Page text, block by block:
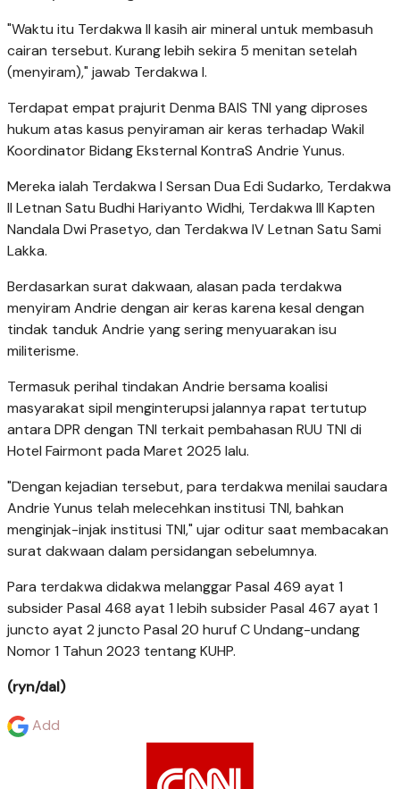
"Waktu itu Terdakwa II kasih air mineral untuk membasuh
cairan tersebut. Kurang lebih sekira 5 menitan setelah
(menyiram)," jawab Terdakwa I.
Terdapat empat prajurit Denma BAIS TNI yang diproses
hukum atas kasus penyiraman air keras terhadap Wakil
Koordinator Bidang Eksternal KontraS Andrie Yunus.
Mereka ialah Terdakwa I Sersan Dua Edi Sudarko, Terdakwa
II Letnan Satu Budhi Hariyanto Widhi, Terdakwa III Kapten
Nandala Dwi Prasetyo, dan Terdakwa IV Letnan Satu Sami
Lakka.
Berdasarkan surat dakwaan, alasan pada terdakwa
menyiram Andrie dengan air keras karena kesal dengan
tindak tanduk Andrie yang sering menyuarakan isu
militerisme.
Termasuk perihal tindakan Andrie bersama koalisi
masyarakat sipil menginterupsi jalannya rapat tertutup
antara DPR dengan TNI terkait pembahasan RUU TNI di
Hotel Fairmont pada Maret 2025 lalu.
"Dengan kejadian tersebut, para terdakwa menilai saudara
Andrie Yunus telah melecehkan institusi TNI, bahkan
menginjak-injak institusi TNI," ujar oditur saat membacakan
surat dakwaan dalam persidangan sebelumnya.
Para terdakwa didakwa melanggar Pasal 469 ayat 1
subsider Pasal 468 ayat 1 lebih subsider Pasal 467 ayat 1
juncto ayat 2 juncto Pasal 20 huruf C Undang-undang
Nomor 1 Tahun 2023 tentang KUHP.
(ryn/dal)
Add